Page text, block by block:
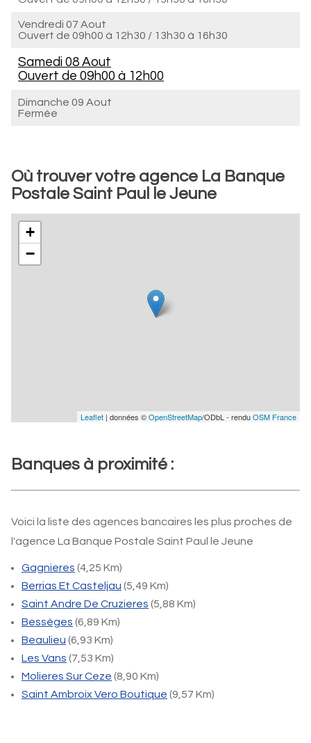
Vendredi 07 Aout
Ouvert de 09h00 à 12h30 / 13h30 à 16h30
Samedi 08 Aout
Ouvert de 09h00 à 12h00
Dimanche 09 Aout
Fermée
Où trouver votre agence La Banque
Postale Saint Paul le Jeune
+
−
Leaflet | données ©OpenStreetMap/ODbL - renduOSM France
Banques à proximité :
Voici la liste des agences bancaires les plus proches de
l'agence La Banque Postale Saint Paul le Jeune
Gagnieres (4,25 Km)
Berrias Et Casteljau (5,49 Km)
Saint Andre De Cruzieres (5,88 Km)
Bessèges (6,89 Km)
Beaulieu (6,93 Km)
Les Vans (7,53 Km)
Molieres Sur Ceze (8,90 Km)
Saint Ambroix Vero Boutique (9,57 Km)